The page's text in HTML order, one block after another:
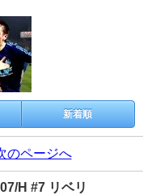
新着順
のページへ
H #7 リベリ